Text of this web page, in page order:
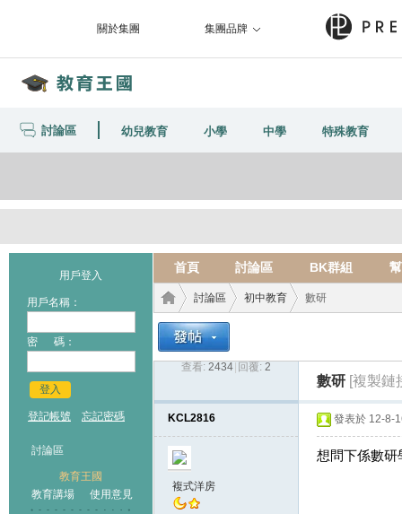
關於集團 集團品牌
討論區 幼兒教育 小學 中學 特殊教育
用戶登入
用戶名稱：
密 碼：
登入
登記帳號 忘記密碼
討論區
教育王國
教育講場
使用意見
首頁 討論區 BK群組
討論區 初中教育 數研
查看: 2434 回覆: 2
數研 [複製鏈
KCL2816
複式洋房
發表於 12-8-
想問下係數研